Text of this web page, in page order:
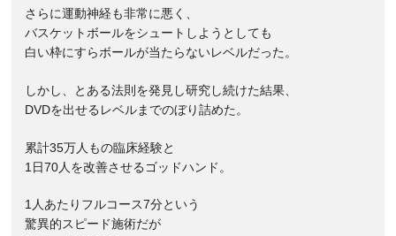
さらに運動神経も非常に悪く、
バスケットボールをシュートしようとしても
白い枠にすらボールが当たらないレベルだった。
しかし、とある法則を発見し研究し続けた結果、
DVDを出せるレベルまでのぼり詰めた。
累計35万人もの臨床経験と
1日70人を改善させるゴッドハンド。
1人あたりフルコース7分という
驚異的スピード施術だが